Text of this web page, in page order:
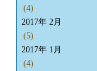
(4)
2017年 2月
(5)
2017年 1月
(4)